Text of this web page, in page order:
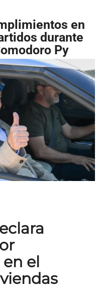
en
durante
Py
el